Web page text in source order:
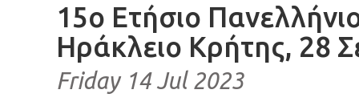
15ο Ετήσιο
Ηράκλειο Κρήτης, 28
Friday 14 Jul 2023